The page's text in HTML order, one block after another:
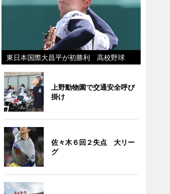
東日本国際大昌平が初勝利 高校野球
上野動物園で交通安全呼び
掛け
佐々木６回２失点 大リー
グ